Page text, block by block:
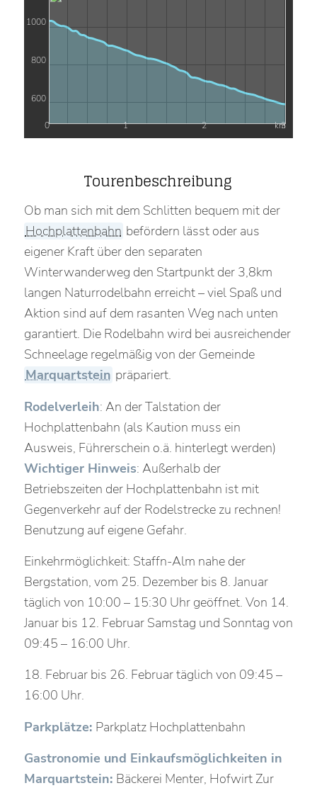
km
0 1 2 3
600
800
1000
Tourenbeschreibung
Ob man sich mit dem Schlitten bequem mit der
Hochplattenbahn befördern lässt oder aus
eigener Kraft über den separaten
Winterwanderweg den Startpunkt der 3,8km
langen Naturrodelbahn erreicht – viel Spaß und
Aktion sind auf dem rasanten Weg nach unten
garantiert. Die Rodelbahn wird bei ausreichender
Schneelage regelmäßig von der Gemeinde
Marquartstein präpariert.
Rodelverleih: An der Talstation der
Hochplattenbahn (als Kaution muss ein
Ausweis, Führerschein o.ä. hinterlegt werden)
Wichtiger Hinweis: Außerhalb der
Betriebszeiten der Hochplattenbahn ist mit
Gegenverkehr auf der Rodelstrecke zu rechnen!
Benutzung auf eigene Gefahr.
Einkehrmöglichkeit: Staffn-Alm nahe der
Bergstation, vom 25. Dezember bis 8. Januar
täglich von 10:00 – 15:30 Uhr geöffnet. Von 14.
Januar bis 12. Februar Samstag und Sonntag von
09:45 – 16:00 Uhr.
18. Februar bis 26. Februar täglich von 09:45 –
16:00 Uhr.
Parkplätze: Parkplatz Hochplattenbahn
Gastronomie und Einkaufsmöglichkeiten in
Marquartstein: Bäckerei Menter, Hofwirt Zur